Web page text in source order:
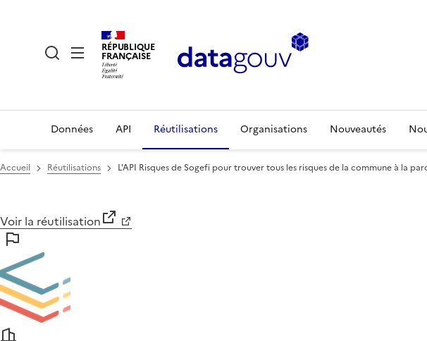
RÉPUBLIQUE
FRANÇAISE
Données API Réutilisations Organisations Nouveautés
Accueil Réutilisations L'API Risques de Sogefi pour trouver tous les risques de la commune à la
Voir la réutilisation